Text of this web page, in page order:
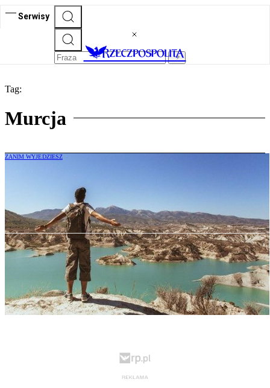
Serwisy
Tag:
Murcja
ZANIM WYJEDZIESZ
pachnie rozmarynem i kusi smakami